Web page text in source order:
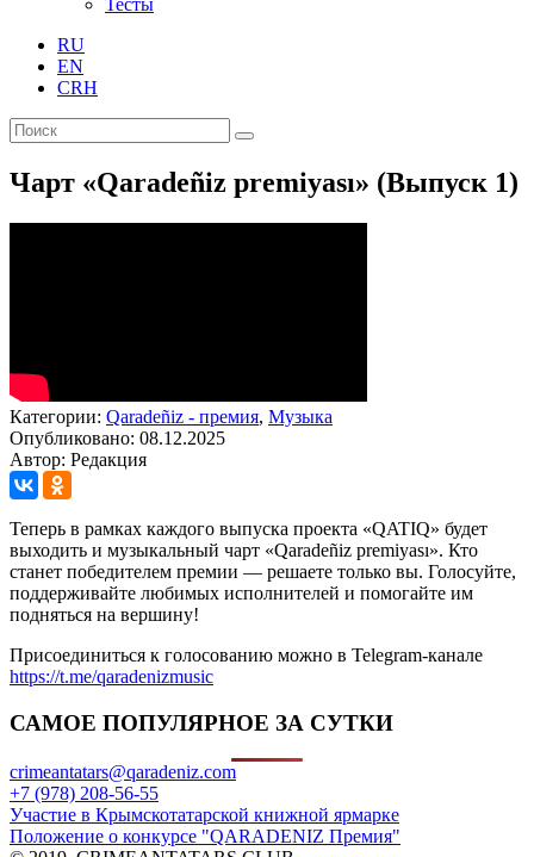
Тесты
RU
EN
CRH
Чарт «Qaradeñiz premiyası» (Выпуск 1)
Категории: Qaradeñiz - премия, Музыка
Опубликовано: 08.12.2025
Автор: Редакция
Теперь в рамках каждого выпуска проекта «QATIQ» будет
выходить и музыкальный чарт «Qaradeñiz premiyası». Кто
станет победителем премии — решаете только вы. Голосуйте,
поддерживайте любимых исполнителей и помогайте им
подняться на вершину!
Присоединиться к голосованию можно в Telegram-канале
https://t.me/qaradenizmusic
САМОЕ ПОПУЛЯРНОЕ ЗА СУТКИ
crimeantatars@qaradeniz.com
+7 (978) 208-56-55
Участие в Крымскотатарской книжной ярмарке
Положение о конкурсе "QARADENIZ Премия"